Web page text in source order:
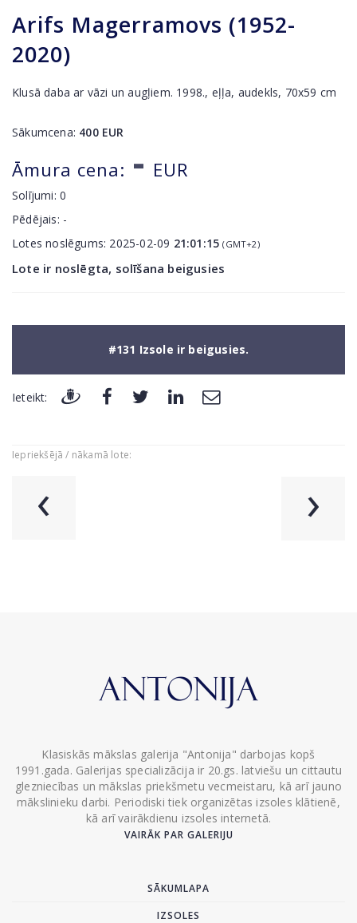
Arifs Magerramovs (1952-
2020)
Klusā daba ar vāzi un augļiem. 1998., eļļa, audekls, 70x59 cm
Sākumcena: 400EUR
Āmura cena: - EUR
Solījumi:0
Pēdējais: -
Lotes noslēgums: 2025-02-09 21:01:15 (GMT+2)
Lote ir noslēgta, solīšana beigusies
#131 Izsole ir beigusies.
Ieteikt:
Iepriekšējā / nākamā lote:
‹ ›
Klasiskās mākslas galerija "Antonija" darbojas kopš
1991.gada. Galerijas specializācija ir 20.gs. latviešu un cittautu
glezniecības un mākslas priekšmetu vecmeistaru, kā arī jauno
mākslinieku darbi. Periodiski tiek organizētas izsoles klātienē,
kā arī vairākdienu izsoles internetā.
VAIRĀK PAR GALERIJU
SĀKUMLAPA
IZSOLES